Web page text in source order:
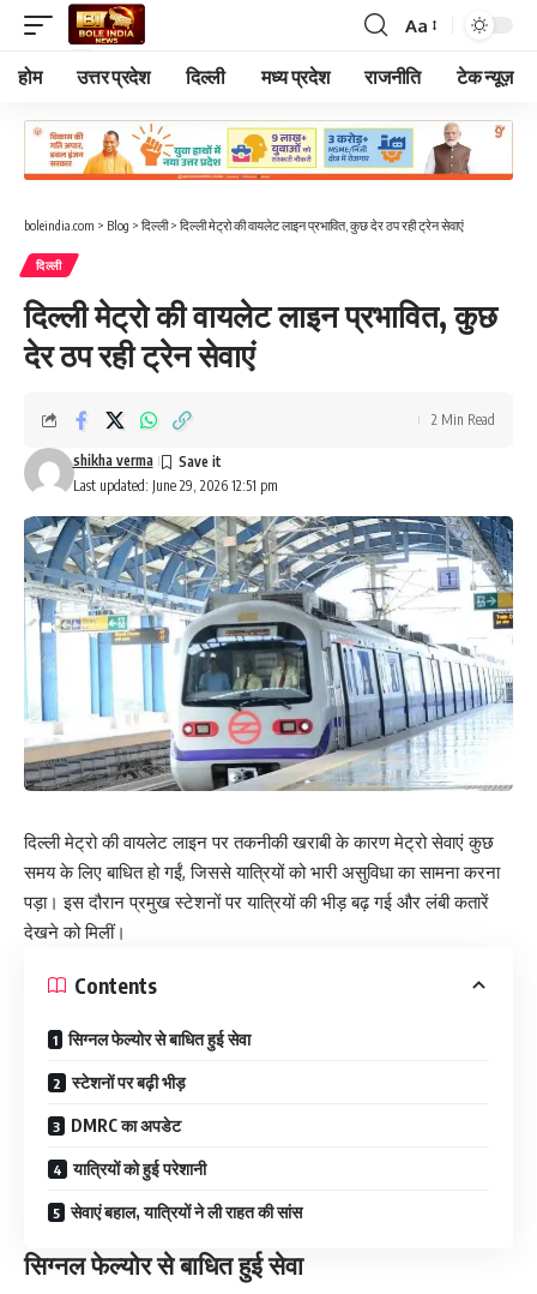
Font
Resizer
Aa
होम उत्तर प्रदेश दिल्ली मध्य प्रदेश राजनीति टेक न्यूज़
boleindia.com > Blog > दिल्ली> दिल्ली मेट्रो की वायलेट लाइन प्रभावित, कुछ देर ठप रही ट्रेन सेवाएं
दिल्ली
दिल्ली मेट्रो की वायलेट लाइन प्रभावित, कुछ
देर ठप रही ट्रेन सेवाएं
Last updated: June 29, 2026 12:51 pm
shikha verma
2 Min Read
दिल्ली मेट्रो की वायलेट लाइन पर तकनीकी खराबी के कारण मेट्रो सेवाएं कुछ
समय के लिए बाधित हो गईं, जिससे यात्रियों को भारी असुविधा का सामना करना
पड़ा। इस दौरान प्रमुख स्टेशनों पर यात्रियों की भीड़ बढ़ गई और लंबी कतारें
देखने को मिलीं।
Contents
सिग्नल फेल्योर से बाधित हुई सेवा
स्टेशनों पर बढ़ी भीड़
DMRC का अपडेट
यात्रियों को हुई परेशानी
सेवाएं बहाल, यात्रियों ने ली राहत की सांस
सिग्नल फेल्योर से बाधित हुई सेवा